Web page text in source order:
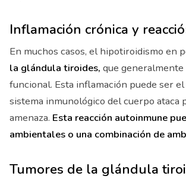
Inflamación crónica y
En muchos casos, el hipotiroidismo en
la glándula tiroides, que
funcional. Esta inflamación puede ser el
sistema inmunológico del cuerpo
amenaza. Esta reacción autoinmune
ambientales o una combinación de
Tumores de la glándula